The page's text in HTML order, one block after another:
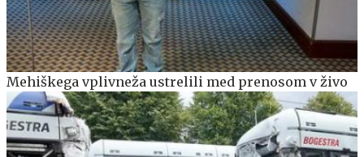
Mehiškega vplivneža ustrelili med prenosom v živo